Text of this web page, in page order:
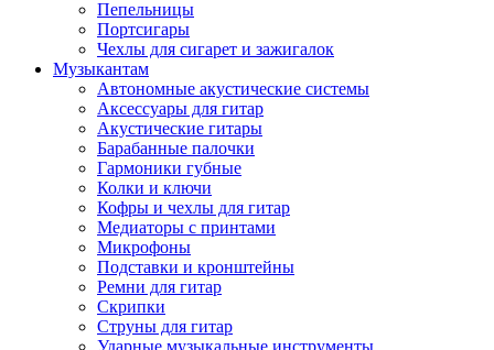
Пепельницы
Портсигары
Чехлы для сигарет и зажигалок
Музыкантам
Автономные акустические системы
Аксессуары для гитар
Акустические гитары
Барабанные палочки
Гармоники губные
Колки и ключи
Кофры и чехлы для гитар
Медиаторы с принтами
Микрофоны
Подставки и кронштейны
Ремни для гитар
Скрипки
Струны для гитар
Ударные музыкальные инструменты